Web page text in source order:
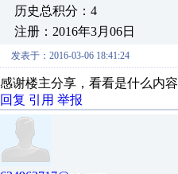
历史总积分：4
注册：2016年3月06日
发表于：2016-03-06 18:41:24
感谢楼主分享，看看是什么内容
回复 引用 举报